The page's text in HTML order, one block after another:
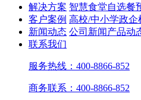
解决方案 智慧食堂自选餐
客户案例 高校/中小学政企
新闻动态 公司新闻产品动
联系我们
服务热线：400-8866-852
商务联系：400-8866-852